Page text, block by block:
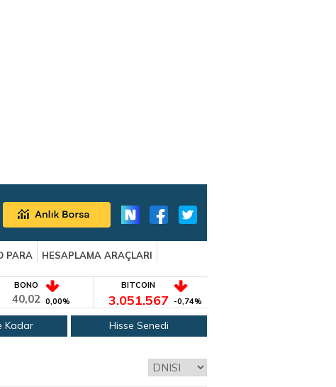
PARA
HESAPLAMA ARAÇLARI
BONO
40,02 0,00%
BITCOIN
3.051.567 -0,74%
Kadar Hisse Senedi